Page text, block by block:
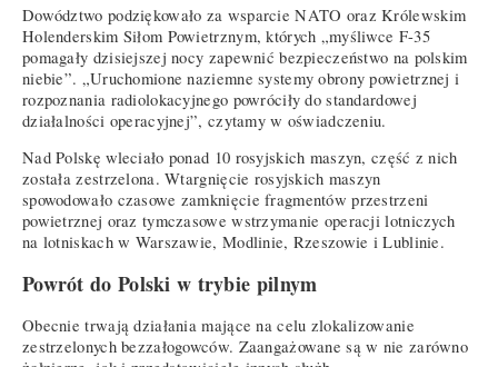
Dowództwo podziękowało za wsparcie NATO oraz Królewskim
Holenderskim Siłom Powietrznym, których „myśliwce F-35
pomagały dzisiejszej nocy zapewnić bezpieczeństwo na polskim
niebie”. „Uruchomione naziemne systemy obrony powietrznej i
rozpoznania radiolokacyjnego powróciły do standardowej
działalności operacyjnej”, czytamy w oświadczeniu.
Nad Polskę wleciało ponad 10 rosyjskich maszyn, część z nich
została zestrzelona. Wtargnięcie rosyjskich maszyn
spowodowało czasowe zamknięcie fragmentów przestrzeni
powietrznej oraz tymczasowe wstrzymanie operacji lotniczych
na lotniskach w Warszawie, Modlinie, Rzeszowie i Lublinie.
Powrót do Polski w trybie pilnym
Obecnie trwają działania mające na celu zlokalizowanie
zestrzelonych bezzałogowców. Zaangażowane są w nie zarówno